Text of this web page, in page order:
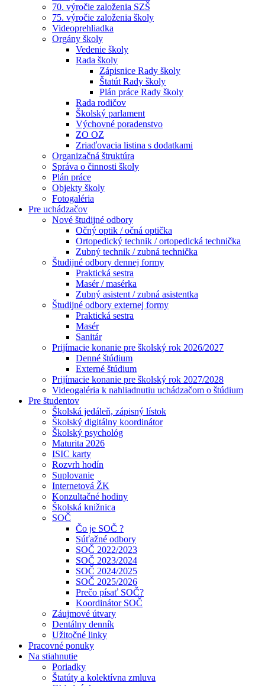
70. výročie založenia SZŠ
75. výročie založenia školy
Videoprehliadka
Orgány školy
Vedenie školy
Rada školy
Zápisnice Rady školy
Štatút Rady školy
Plán práce Rady školy
Rada rodičov
Školský parlament
Výchovné poradenstvo
ZO OZ
Zriaďovacia listina s dodatkami
Organizačná štruktúra
Správa o činnosti školy
Plán práce
Objekty školy
Fotogaléria
Pre uchádzačov
Nové študijné odbory
Očný optik / očná optička
Ortopedický technik / ortopedická technička
Zubný technik / zubná technička
Študijné odbory dennej formy
Praktická sestra
Masér / masérka
Zubný asistent / zubná asistentka
Študijné odbory externej formy
Praktická sestra
Masér
Sanitár
Prijímacie konanie pre školský rok 2026/2027
Denné štúdium
Externé štúdium
Prijímacie konanie pre školský rok 2027/2028
Videogaléria k nahliadnutiu uchádzačom o štúdium
Pre študentov
Školská jedáleň, zápisný lístok
Školský digitálny koordinátor
Školský psychológ
Maturita 2026
ISIC karty
Rozvrh hodín
Suplovanie
Internetová ŽK
Konzultačné hodiny
Školská knižnica
SOČ
Čo je SOČ ?
Súťažné odbory
SOČ 2022/2023
SOČ 2023/2024
SOČ 2024/2025
SOČ 2025/2026
Prečo písať SOČ?
Koordinátor SOČ
Záujmové útvary
Dentálny denník
Užitočné linky
Pracovné ponuky
Na stiahnutie
Poriadky
Štatúty a kolektívna zmluva